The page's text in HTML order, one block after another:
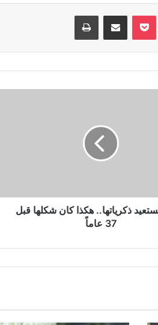
‫Pocket مشاركة عبر البريد طباعة
ذكرياتها.. هكذا كان شكلها قبل
37 عاماً